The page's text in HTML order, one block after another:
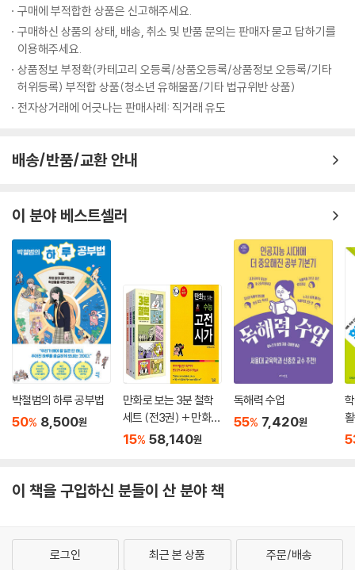
_루틴2. 효율을 올리는 분석 : 타임시트
_루틴3. 진짜로 집중한 시간 : 스톱워치
_엉덩이만 뜨겁지 말고, 마음도 뜨겁게!
Beyond Story “아니, 무슨 그림 한 장이 이렇게 비싸!”
PART 4
10 ‘안 되는 이유’ 늘어놓지 말고, ‘되게 할 방법’을 찾아라
_내 인생 최고의 공부하기 좋은 날은 바로 오늘이다
Beyond Story 칭기즈칸의 편지
11 배우려는 마음이 없으면, 아무리 잘 가르치는 선생님도 소용없다
_‘어떻게 배우느냐’가 ‘어떻게 가르치느냐’보다 100배 더 중요하다
_떨어진 내 성적 두고 선생님 탓하지 마라
_모든 선생님에게는 반드시 배울 점이 있다
_예의 바름은 똑똑하다는 증거다
_‘우리 학교’ 다니는 사람, ‘남의 학교’ 다니는 사람
Beyond Story “도대체 언제까지 날 골탕 먹일 셈이죠?”
12 아무나 공부할 수 있는 건 아니었다
_나는 공부할 수 없었다1. 잭 런던 이야기
_나는 공부할 수 없었다3. 프레더릭 더글러스 이야기
Beyond Story 그들의 뒷이야기
쳐봐야 100번이 좀 못 됐을 겁니다. 그렇대도 저는 자신 있게 말할 수 있습
니다. 그날들이 제가 살면서 경험해본 모든 순간 중 가장 빛나는 순간이었
다고요.
---「참 좋은 순간을 누려라」중에서
스톱워치로 공부시간을 재보면 처음에는 누구나 놀랍니다. ‘내가 야자시간
이 적기 때문입니다. 이렇게 저렇게 날려버리는 시간이 상당하거든요. 그
니까요.
---「루틴3. 진짜로 집중한 시간 : 스톱워치」중에서
성적이 올랐으면 오른 대로, 떨어졌으면 떨어진 대로 나를 돌아보아야 합
니다. 선생님 탓하면서 숨어버리지 말고요. 그래야 내가 어떤 점이 부족한
지, 무엇을 고쳐야 할지 골똘히 고민해 방법을 찾게 돼요. 중요한 건 ‘어떤
수업을 듣느냐’가 아니라 ‘어떻게 수업을 듣느냐’입니다. 그러니 성적이 떨
어졌다면 ‘내가 듣는 수업’을 바꿀 게 아니라 ‘내가 수업 듣는 방식’을 바꿔
야 합니다. 그게 진짜 제대로 된 대책입니다. 귀하게 볼 줄 아는 ‘안목’과 귀
하게 받아들일 줄 아는 ‘열린 귀’, 귀하게 느낄 줄 아는 ‘감동’. 이 세 가지만
있으면 됩니다. 세상에 원래부터 시시한 수업이란 없어요. 내가 시시하게
만드는 것뿐이지. 장담합니다. 내가 똑바로 듣기만 한다면 그 어떤 수업이
라도 반드시 최고의 수업이 되리라는 것을요.
후회하게 될 겁니다. 뒤늦게야 깨달을 거예요. 엄마아빠가 넘치도록 주시
던 끈덕진 관심이 얼마나 순수한 사랑이었는지를요. 귀찮던 간섭이 얼마나
수 있다고 말한다. 사방이 논밭으로 둘러싸인 시골마을에서 자라 그 흔한
학원 한 번 다녀본 적이 없지만 ‘마음가짐’ 하나로 서울대 법학과, 연세대
경영학과, 동신대 한의예과에 합격한 저자 자신의 이야기가 이를 뒷받침한
다. 그래서 이 책에는 공부를 잘하게 만들어준다는 ‘뾰족한 비법’이나 ‘거창
한 방법론’이 없다. 그저 마음을 다지고, 키우고, 붙잡아둘 궁리와 독한 각
오를 뿌리박는 다짐, 꿈과 목표를 좇는 절실함만이 있을 뿐이다.
‘어떻게’가 아닌 ‘왜’ 공부하는지를 알면
나의 공부는 ‘재미’와 ‘기쁨’으로 가득찰 것이다!
10대에게 공부란 어떤 의미일까? 상위권, 하위권을 막론하고 대부분의 학
생들이 공부란 ‘귀찮고 재미없는, 그래서 될 수 있는 한 절대로 하고 싶지
않은 일’로 생각할 것이다. 그렇다면 공부는 왜 지겹고 불행한 일일까? 이
책의 저자는 10대들이 ‘목적’과 ‘의미’를 제대로 알지 못한 채, 그저 ‘남과의
경쟁’만을 위해 공부하기 때문이라 단언한다. 공부의 참 의미는 ‘성공’이 아
니라 ‘성장’에 있으며, 내 인생을 준비하고, 나 자신을 알아가고, 내 마음과
친해지는 일이야말로 우리가 공부를 해야 하는 진짜 이유다. 나아가 저자
자신 역시 ‘내가 왜 공부하는지’를 깨달은 후에는 ‘무엇을 어떻게 공부해야
하는지’에 대한 해답도 자연스럽게 얻었으며, 저절로 성적까지 빠르게 향
상하는 기적을 경험했다고 전한다.
공부의 의미를 ‘성장’에 둔 사람은 남과의 경쟁보다 ‘자신과의 경쟁’에 집중
하기 마련이다. 공부를 하며 매일 나아지는 자신의 모습에 감동하고, 새로
시간이고 꼼짝 않겠다는 독한 각오, 내 심장박동 소리가 귀에 들릴 정도의
수 있는 단단한 마음이다.
구매에 부적합한 상품은 신고해주세요.
구매하신 상품의 상태, 배송, 취소 및 반품 문의는 판매자 묻고 답하기를
이용해주세요.
상품정보 부정확(카테고리 오등록/상품오등록/상품정보 오등록/기타
허위등록) 부적합 상품(청소년 유해물품/기타 법규위반 상품)
전자상거래에 어긋나는 판매사례: 직거래 유도
배송/반품/교환 안내
이 분야 베스트셀러
박철범의 하루 공부법
50% 8,500원
만화로 보는 3분 철학
세트 (전3권) + 만화로
보는 수능 고전시가
15% 58,140원
독해력 수업
55% 7,420원
(
이 책을 구입하신 분들이 산 분야 책
로그인 최근 본 상품 주문/배송